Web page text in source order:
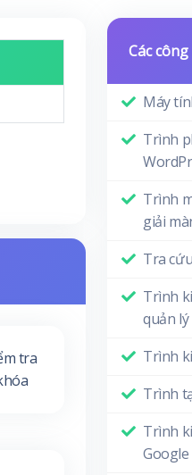
tra
Các
Máy
Trình
Trình
giải
Tra
Trình
quản
Trình
Trình
Trình
Google